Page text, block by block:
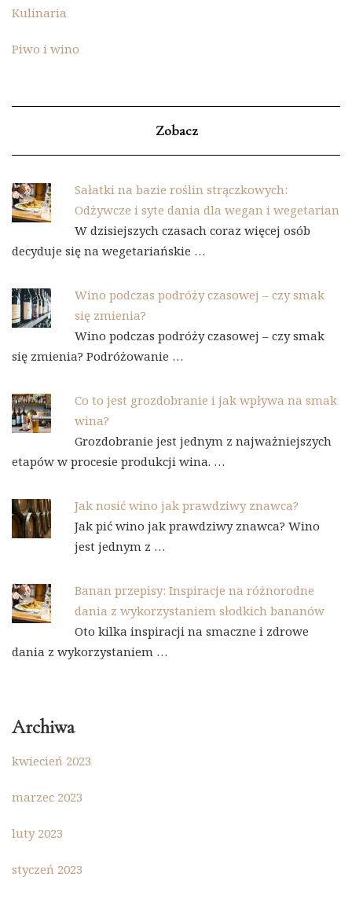
Kulinaria
Piwo i wino
Zobacz
Sałatki na bazie roślin strączkowych:
Odżywcze i syte dania dla wegan i wegetarian
W dzisiejszych czasach coraz więcej osób
decyduje się na wegetariańskie …
Wino podczas podróży czasowej – czy smak
się zmienia?
Wino podczas podróży czasowej – czy smak
się zmienia? Podróżowanie …
Co to jest grozdobranie i jak wpływa na smak
wina?
Grozdobranie jest jednym z najważniejszych
etapów w procesie produkcji wina. …
Jak nosić wino jak prawdziwy znawca?
Jak pić wino jak prawdziwy znawca? Wino
jest jednym z …
Banan przepisy: Inspiracje na różnorodne
dania z wykorzystaniem słodkich bananów
Oto kilka inspiracji na smaczne i zdrowe
dania z wykorzystaniem …
Archiwa
kwiecień 2023
marzec 2023
luty 2023
styczeń 2023